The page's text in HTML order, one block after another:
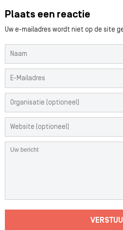
Plaats een reactie
Uw e-mailadres wordt niet op de site